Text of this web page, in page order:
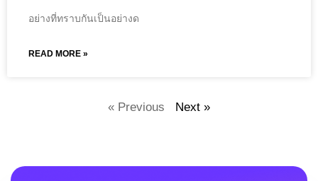
อย่างที่ทราบกันเป็นอย่างด
READ MORE »
« Previous Next »